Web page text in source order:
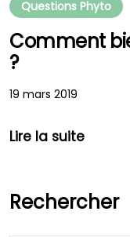
Questions Phyto
Comment
?
19 mars 2019
Lire la suite
Rechercher